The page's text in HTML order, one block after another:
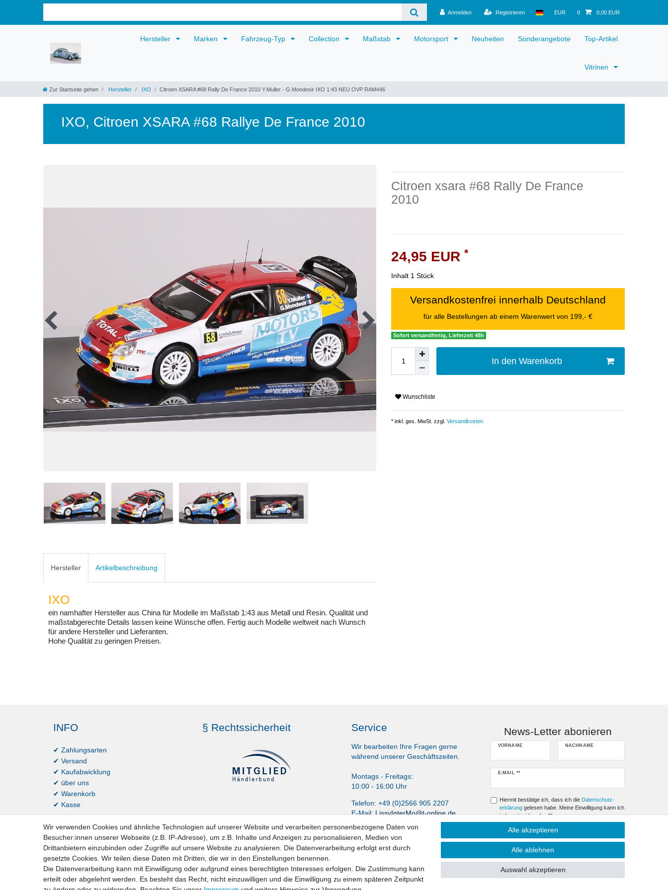
Anmelden Registrieren EUR 0 0,00 EUR
Hersteller Marken Fahrzeug-Typ Collection Maßstab Motorsport Neuheiten Sonderangebote Top-Artikel
Vitrinen
Zur Startseite gehen Hersteller IXO Citroen XSARA #68 Rally De France 2010 Y.Muller - G.Mondesir IXO 1:43 NEU OVP RAM446
IXO, Citroen XSARA #68 Rallye De France 2010
Hersteller Artikelbeschreibung
IXO
ein namhafter Hersteller aus China für Modelle im Maßstab 1:43 aus Metall und Resin. Qualität und
maßstabgerechte Details lassen keine Wünsche offen. Fertig auch Modelle weltweit nach Wunsch
für andere Hersteller und Lieferanten.
Hohe Qualität zu geringen Preisen.
Citroen xsara #68 Rally De France
2010
24,95 EUR *
Inhalt 1 Stück
Versandkostenfrei innerhalb Deutschland
für alle Bestellungen ab einem Warenwert von 199,- €
Sofort versandfertig, Lieferzeit 48h
In den Warenkorb
Wunschliste
* inkl. ges. MwSt. zzgl. Versandkosten
INFO
✔ Zahlungsarten
✔ Versand
✔ Kaufabwicklung
✔ über uns
✔ Warenkorb
✔ Kasse
§ Rechtssicherheit Service
Wir bearbeiten Ihre Fragen gerne
während unserer Geschäftszeiten.
Montags - Freitags:
10:00 - 16:00 Uhr
Telefon: +49 (0)2566 905 2207
E-Mail: LissyInterMo@t-online.de
News-Letter abonieren
VORNAME NACHNAME
E-MAIL **
Newsletter
Hiermit bestätige ich, dass ich die Daten­schutz­
erklärunggelesen habe. Meine Einwilligung kann ich
jederzeit widerrufen.**
Abonnieren
Wir verwenden Cookies und ähnliche Technologien auf unserer Website und verarbeiten personenbezogene Daten von
Besucher:innen unserer Webseite (z.B. IP-Adresse), um z.B. Inhalte und Anzeigen zu personalisieren, Medien von
Drittanbietern einzubinden oder Zugriffe auf unsere Website zu analysieren. Die Datenverarbeitung erfolgt erst durch
gesetzte Cookies. Wir teilen diese Daten mit Dritten, die wir in den Einstellungen benennen.
Die Datenverarbeitung kann mit Einwilligung oder aufgrund eines berechtigten Interesses erfolgen. Die Zustimmung kann
erteilt oder abgelehnt werden. Es besteht das Recht, nicht einzuwilligen und die Einwilligung zu einem späteren Zeitpunkt
Alle akzeptieren
Alle ablehnen
Auswahl akzeptieren